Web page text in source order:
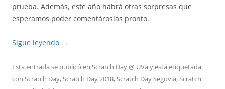
prueba. Además, este año habrá otras sorpresas que
esperamos poder comentároslas pronto.
Sigue leyendo →
Esta entrada se publicó en Scratch Day @ UVa y está etiquetada
con Scratch Day,Scratch Day 2018,Scratch Day Segovia,Scratch